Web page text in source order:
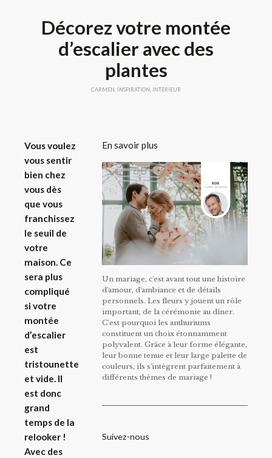
Décorez votre montée
d’escalier avec des
plantes
CARMEN INSPIRATION INTERIEUR
Vous voulez
vous sentir
bien chez
vous dès
que vous
franchissez
le seuil de
votre
maison. Ce
sera plus
compliqué
si votre
montée
d’escalier
est
tristounette
et vide. Il
est donc
grand
temps de la
relooker !
Avec des
En savoir plus
Un mariage, c'est avant tout une histoire
d'amour, d'ambiance et de détails
personnels. Les fleurs y jouent un rôle
important, de la cérémonie au dîner.
C’est pourquoi les anthuriums
constituent un choix étonnamment
polyvalent. Grâce à leur forme élégante,
leur bonne tenue et leur large palette de
couleurs, ils s'intègrent parfaitement à
différents thèmes de mariage !
Suivez-nous